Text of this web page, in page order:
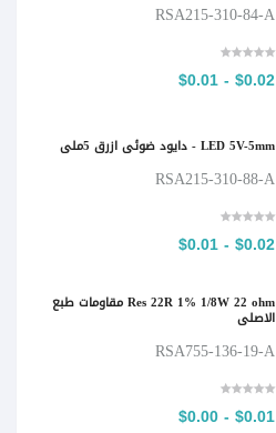
RSA215-310-84-A
$0.02 - $0.01
LED 5V-5mm - دايود ضوئي ازرق 5ملي
RSA215-310-88-A
$0.02 - $0.01
Res 22R 1% 1/8W 22 ohm مقاومات طبع
الاصلي
RSA755-136-19-A
$0.01 - $0.00